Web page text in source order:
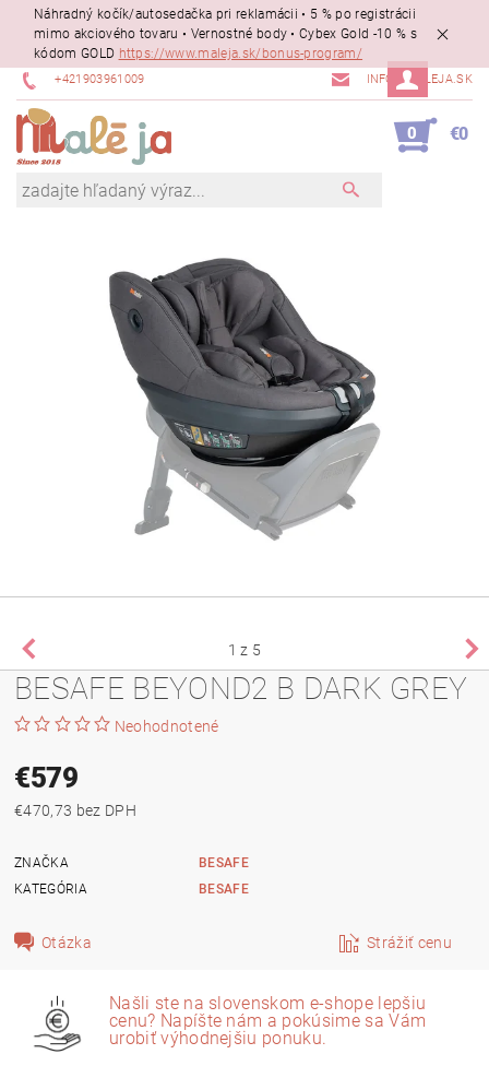
Náhradný kočík/autosedačka pri reklamácii • 5 % po registrácii
mimo akciového tovaru • Vernostné body • Cybex Gold -10 % s
kódom GOLD https://www.maleja.sk/bonus-program/
+421903961009 INFO@MALEJA.SK
0 €0
1 z 5
BESAFE BEYOND2 B DARK GREY
Neohodnotené
€579
€470,73 bez DPH
ZNAČKA
BESAFE
KATEGÓRIA
BESAFE
Otázka Strážiť cenu
Našli ste na slovenskom e-shope lepšiu
cenu? Napíšte nám a pokúsime sa Vám
urobiť výhodnejšiu ponuku.